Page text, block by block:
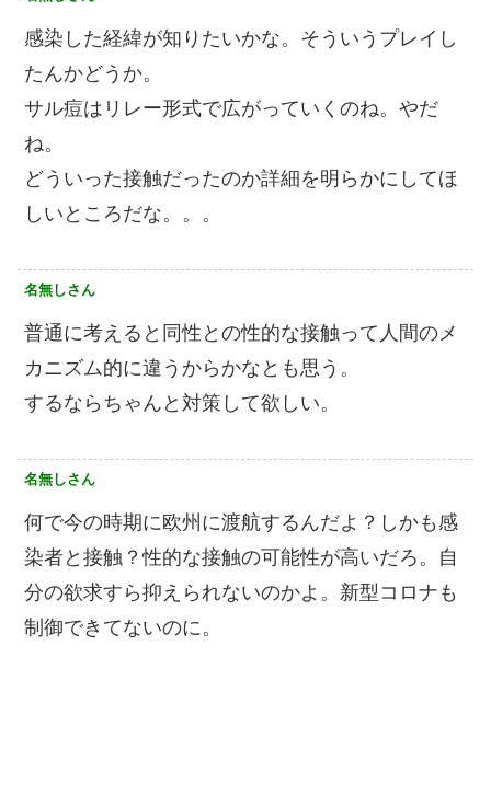
感染した経緯が知りたいかな。そういうプレイし
たんかどうか。
サル痘はリレー形式で広がっていくのね。やだ
ね。
どういった接触だったのか詳細を明らかにしてほ
しいところだな。。。
名無しさん
普通に考えると同性との性的な接触って人間のメ
カニズム的に違うからかなとも思う。
するならちゃんと対策して欲しい。
名無しさん
何で今の時期に欧州に渡航するんだよ？しかも感
染者と接触？性的な接触の可能性が高いだろ。自
分の欲求すら抑えられないのかよ。新型コロナも
制御できてないのに。